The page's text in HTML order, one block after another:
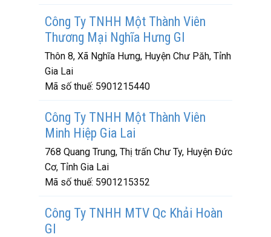
Công Ty TNHH Một Thành Viên
Thương Mại Nghĩa Hưng Gl
Thôn 8, Xã Nghĩa Hưng, Huyện Chư Păh, Tỉnh
Gia Lai
Mã số thuế: 5901215440
Công Ty TNHH Một Thành Viên
Minh Hiệp Gia Lai
768 Quang Trung, Thị trấn Chư Ty, Huyện Đức
Cơ, Tỉnh Gia Lai
Mã số thuế: 5901215352
Công Ty TNHH MTV Qc Khải Hoàn
Gl